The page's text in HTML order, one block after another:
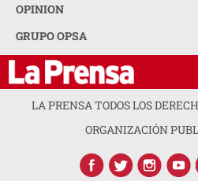
OPINION
GRUPO OPSA
LA PRENSA TODOS LOS
ORGANIZACIÓN